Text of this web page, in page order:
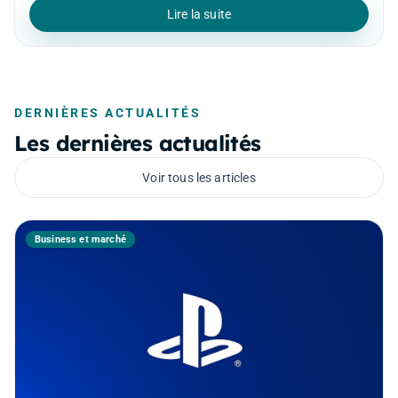
Lire la suite
DERNIÈRES ACTUALITÉS
Les dernières actualités
Voir tous les articles
Business et marché